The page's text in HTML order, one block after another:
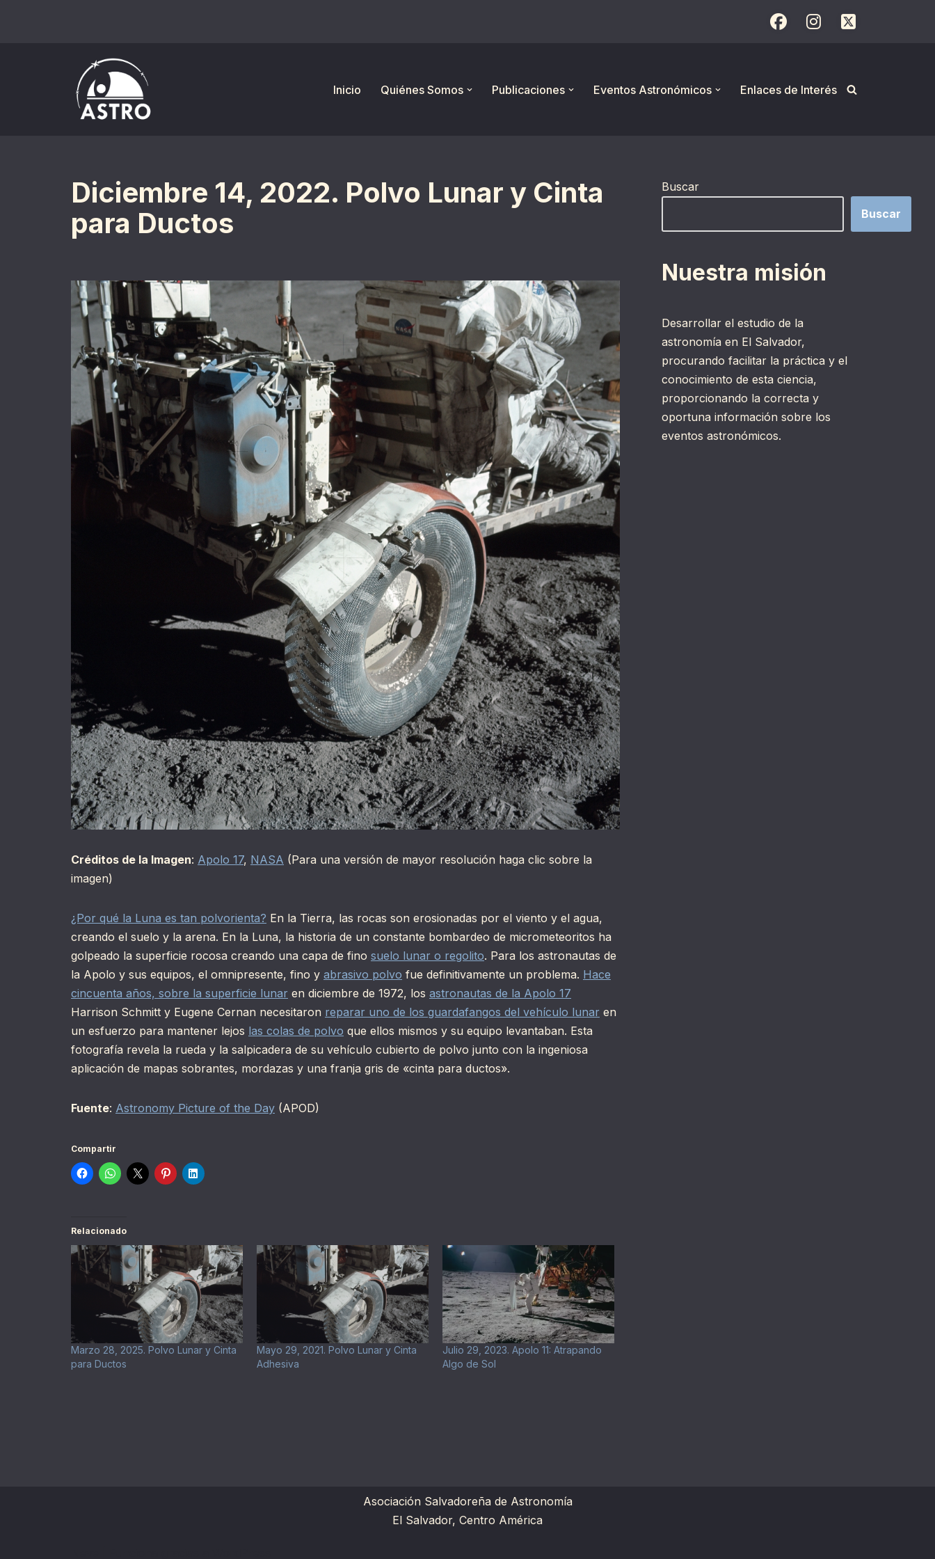
Inicio
Quiénes Somos Publicaciones Eventos Astronómicos Enlaces de Interés
Diciembre 14, 2022. Polvo Lunar y Cinta
para Ductos
Créditos de la Imagen: Apolo 17, NASA (Para una versión de mayor resolución haga clic sobre la
imagen)
¿Por qué la Luna es tan polvorienta? En la Tierra, las rocas son erosionadas por el viento y el agua,
creando el suelo y la arena. En la Luna, la historia de un constante bombardeo de micrometeoritos ha
golpeado la superficie rocosa creando una capa de fino suelo lunar o regolito. Para los astronautas de
la Apolo y sus equipos, el omnipresente, fino y abrasivo polvo fue definitivamente un problema. Hace
cincuenta años, sobre la superficie lunar en diciembre de 1972, los astronautas de la Apolo 17
Harrison Schmitt y Eugene Cernan necesitaron reparar uno de los guardafangos del vehículo lunar en
un esfuerzo para mantener lejos las colas de polvo que ellos mismos y su equipo levantaban. Esta
fotografía revela la rueda y la salpicadera de su vehículo cubierto de polvo junto con la ingeniosa
aplicación de mapas sobrantes, mordazas y una franja gris de «cinta para ductos».
Fuente: Astronomy Picture of the Day (APOD)
Compartir
Relacionado
Marzo 28, 2025. Polvo Lunar y Cinta
para Ductos
Mayo 29, 2021. Polvo Lunar y Cinta
Adhesiva
Julio 29, 2023. Apolo 11: Atrapando
Algo de Sol
Buscar
Buscar
Nuestra misión
Desarrollar el estudio de la
astronomía en El Salvador,
procurando facilitar la práctica y el
conocimiento de esta ciencia,
proporcionando la correcta y
oportuna información sobre los
eventos astronómicos.
Asociación Salvadoreña de Astronomía
El Salvador, Centro América